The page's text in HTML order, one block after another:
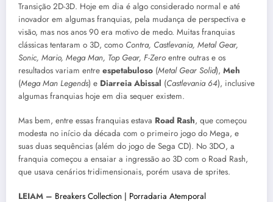
Transição 2D-3D. Hoje em dia é algo considerado normal e até
inovador em algumas franquias, pela mudança de perspectiva e
visão, mas nos anos 90 era motivo de medo. Muitas franquias
clássicas tentaram o 3D, como Contra, Castlevania, Metal Gear,
Sonic, Mario, Mega Man, Top Gear, F-Zero entre outras e os
resultados variam entre espetabuloso (Metal Gear Solid), Meh
(Mega Man Legends) e Diarreia Abissal (Castlevania 64), inclusive
algumas franquias hoje em dia sequer existem.
Mas bem, entre essas franquias estava Road Rash, que começou
modesta no início da década com o primeiro jogo do Mega, e
suas duas sequências (além do jogo de Sega CD). No 3DO, a
franquia começou a ensaiar a ingressão ao 3D com o Road Rash,
que usava cenários tridimensionais, porém usava de sprites.
LEIAM – Breakers Collection | Porradaria Atemporal